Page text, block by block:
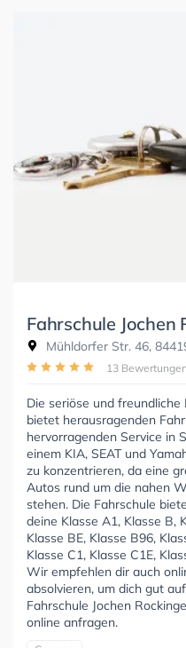
Fahrschule Jochen
Mühldorfer Str. 46,
13 Bewertungen
Die seriöse und freundliche
bietet herausragenden
hervorragenden Service in
einem KIA, SEAT und
zu konzentrieren, da eine
Autos rund um die nahen
stehen. Die Fahrschule
deine Klasse A1, Klasse B,
Klasse BE, Klasse B96,
Klasse C1, Klasse C1E,
Wir empfehlen dir auch
absolvieren, um dich gut
Fahrschule Jochen
online anfragen.